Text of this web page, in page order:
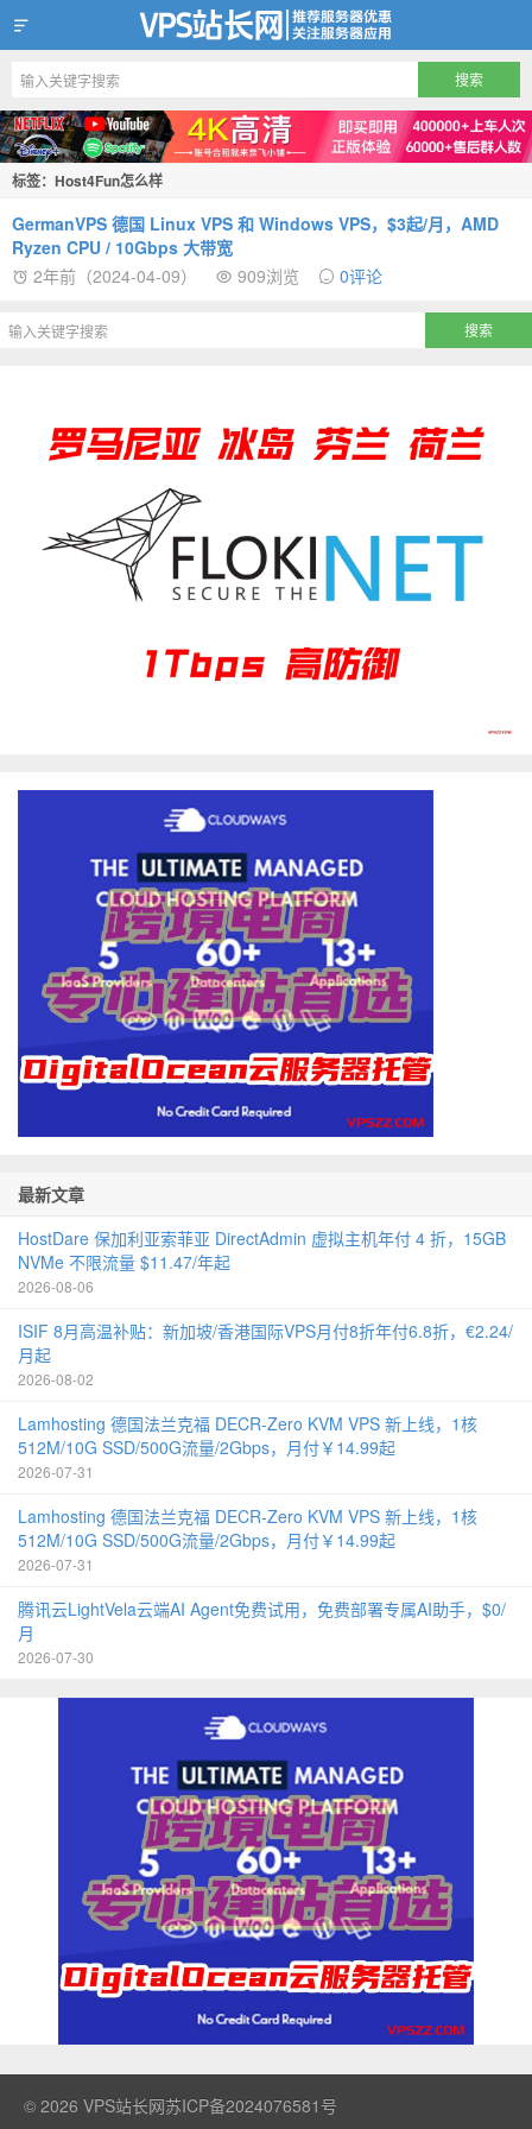
VPS站长网
标签：Host4Fun怎么样
GermanVPS 德国 Linux VPS 和 Windows VPS，$3起/月，AMD
Ryzen CPU / 10Gbps 大带宽
2年前（2024-04-09）
909浏览 0评论
最新文章
HostDare 保加利亚索菲亚 DirectAdmin 虚拟主机年付 4 折，15GB
NVMe 不限流量 $11.47/年起
2026-08-06
ISIF 8月高温补贴：新加坡/香港国际VPS月付8折年付6.8折，€2.24/
月起
2026-08-02
Lamhosting 德国法兰克福 DECR-Zero KVM VPS 新上线，1核
512M/10G SSD/500G流量/2Gbps，月付￥14.99起
2026-07-31
Lamhosting 德国法兰克福 DECR-Zero KVM VPS 新上线，1核
512M/10G SSD/500G流量/2Gbps，月付￥14.99起
2026-07-31
腾讯云LightVela云端AI Agent免费试用，免费部署专属AI助手，$0/
月
2026-07-30
© 2026 VPS站长网苏ICP备2024076581号